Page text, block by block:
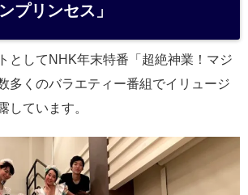
プリンセス」
としてNHK年末特番「超絶神業！マジ
多くのバラエティー番組でイリュージ
しています。